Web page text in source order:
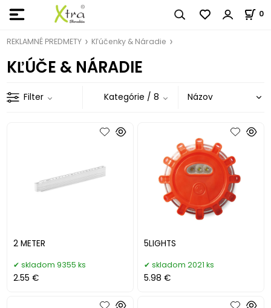
0
REKLAMNÉ PREDMETY Kľúčenky & Náradie
KĽÚČE & NÁRADIE
Filter Kategórie / 8
2 METER
skladom 9355 ks
2.55 €
5LIGHTS
skladom 2021 ks
5.98 €